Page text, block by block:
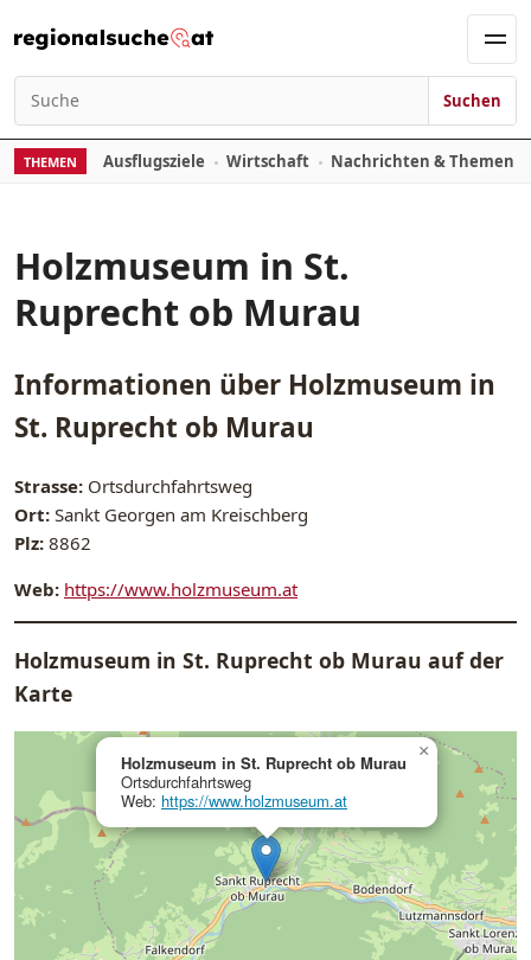
Suchen nach:
Suchen
THEMEN Ausflugsziele Wirtschaft Nachrichten & Themen
Holzmuseum in St.
Ruprecht ob Murau
Informationen über Holzmuseum in
St. Ruprecht ob Murau
Strasse: Ortsdurchfahrtsweg
Ort: Sankt Georgen am Kreischberg
Plz: 8862
Web: https://www.holzmuseum.at
Holzmuseum in St. Ruprecht ob Murau auf der
Karte
Holzmuseum in St. Ruprecht ob Murau
Ortsdurchfahrtsweg
Web: https://www.holzmuseum.at
×